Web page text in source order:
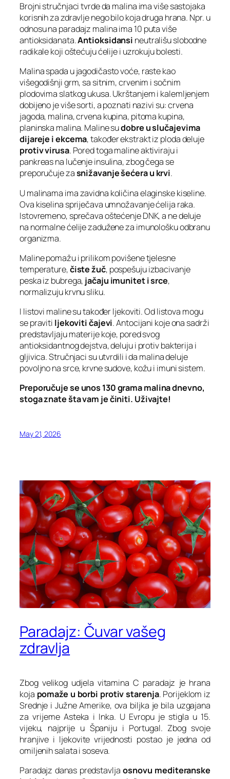
Brojni stručnjaci tvrde da malina ima više sastojaka
korisnih za zdravlje nego bilo koja druga hrana. Npr. u
odnosu na paradajz malina ima 10 puta više
antioksidanata.Antioksidansi neutrališu slobodne
radikale koji oštećuju ćelije i uzrokuju bolesti.
Malina spada u jagodičasto voće, raste kao
višegodišnji grm, sa sitnim, crvenim i sočnim
plodovima slatkog ukusa. Ukrštanjem i kalemljenjem
dobijeno je više sorti, a poznati nazivi su: crvena
jagoda, malina, crvena kupina, pitoma kupina,
planinska malina. Maline sudobre u slučajevima
dijareje i ekcema, također ekstrakt iz ploda deluje
protiv virusa. Pored toga maline aktiviraju i
pankreas na lučenje insulina, zbog čega se
preporučuje zasnižavanje šećera u krvi.
U malinama ima zavidna količina elaginske kiseline.
Ova kiselina spriječava umnožavanje ćelija raka.
Istovremeno, sprečava oštećenje DNK, a ne deluje
na normalne ćelije zadužene za imunološku odbranu
organizma.
Maline pomažu i prilikom povišene tjelesne
temperature,čiste žuč, pospešuju izbacivanje
peska iz bubrega, jačaju imunitet i srce,
normalizuju krvnu sliku.
I listovi maline su također ljekoviti. Od listova mogu
se praviti ljekoviti čajevi. Antocijani koje ona sadrži
predstavljaju materije koje, pored svog
antioksidantnog dejstva, deluju i protiv bakterija i
gljivica. Stručnjaci su utvrdili i da malina deluje
povoljno na srce, krvne sudove, kožu i imuni sistem.
Preporučuje se unos 130 grama malina dnevno,
stoga znate šta vam je činiti. Uživajte!
May 21, 2026
Paradajz: Čuvar vašeg
zdravlja
Zbog velikog udjela vitamina C paradajz je hrana
koja pomaže u borbi protiv starenja. Porijeklom iz
Srednje i Južne Amerike, ova biljka je bila uzgajana
za vrijeme Asteka i Inka. U Evropu je stigla u 15.
vijeku, najprije u Španiju i Portugal. Zbog svoje
hranjive i ljekovite vrijednosti postao je jedna od
omiljenih salata i soseva.
Paradajz danas predstavljaosnovu mediteranske